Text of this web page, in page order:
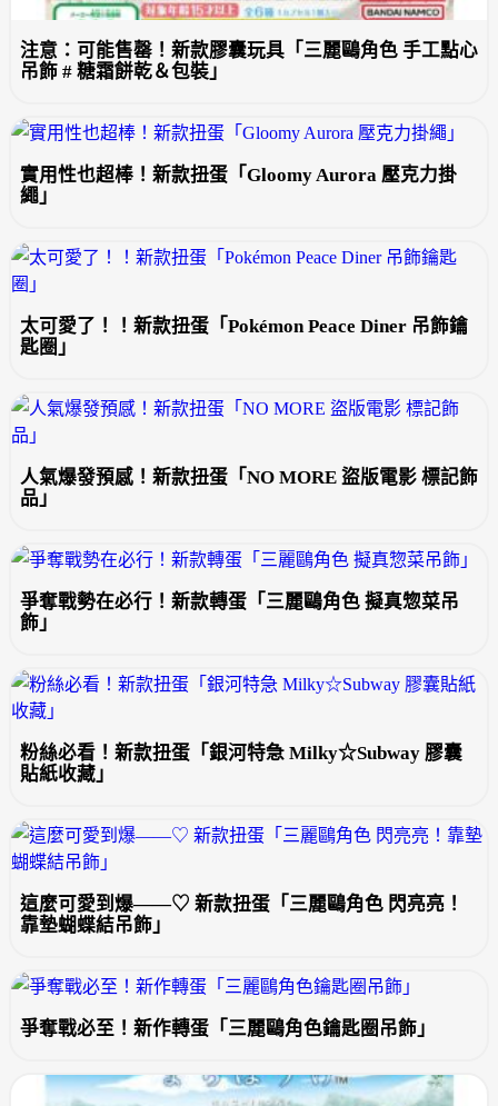
注意：可能售罄！新款膠囊玩具「三麗鷗角色 手工點心
吊飾 # 糖霜餅乾＆包裝」
實用性也超棒！新款扭蛋「Gloomy Aurora 壓克力掛
繩」
太可愛了！！新款扭蛋「Pokémon Peace Diner 吊飾鑰
匙圈」
人氣爆發預感！新款扭蛋「NO MORE 盜版電影 標記飾
品」
爭奪戰勢在必行！新款轉蛋「三麗鷗角色 擬真惣菜吊
飾」
粉絲必看！新款扭蛋「銀河特急 Milky☆Subway 膠囊
貼紙收藏」
這麼可愛到爆——♡ 新款扭蛋「三麗鷗角色 閃亮亮！
靠墊蝴蝶結吊飾」
爭奪戰必至！新作轉蛋「三麗鷗角色鑰匙圈吊飾」